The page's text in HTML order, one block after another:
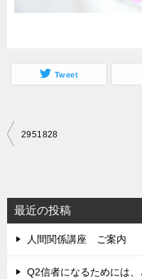
Tweet
投
ビ
ゲ
ー
シ
2951828
最近の投稿
人間関係講座 ご案内
Q2信者になるためには、